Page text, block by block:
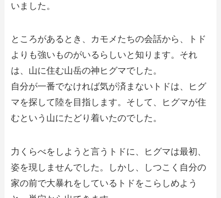
いました。
ところがあるとき、カモメたちの会話から、トド
よりも強いものがいるらしいと知ります。それ
は、山に住む山岳の神ヒグマでした。
自分が一番でなければ気が済まないトドは、ヒグ
マを探して陸を目指します。そして、ヒグマが住
むという山にたどり着いたのでした。
力くらべをしようと言うトドに、ヒグマは最初、
姿を現しませんでした。しかし、しつこく自分の
家の前で大暴れをしているトドをこらしめよう